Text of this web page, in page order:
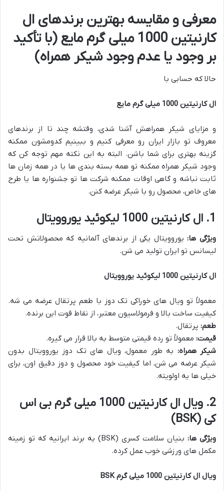
معرفی و مقایسه بهترین برندهای ال
کارنیتین 1000 میلی گرم مایع (با تأکید
بر وجود یا عدم وجود شیکر همراه)
حالا که حسابی با
ال کارنیتین 1000 میلی گرم مایع
و مزایای شیکر همراهش آشنا شدی، وقتشه چند تا از برندهای
معروف تو بازار ایران رو معرفی کنیم و ببینیم کدومشون ممکنه
گزینه بهتری برای شما باشن. البته به این نکته مهم توجه کن که
وجود شیکر همراه ممکنه تو همه بسته بندی ها یا در همه زمان ها
ثابت نباشه و گاهی اوقات ممکنه شرکت ها تو جشنواره ها یا طرح
های خاص، محصول رو با شیکر عرضه کنن.
1. ال کارنیتین 1000 لیکوئید یوروویتال
ویژگی ها:یوروویتال یکی از برندهای آلمانیه که محصولاتش تحت
لیسانس تو ایران تولید می شن.
ال کارنیتین 1000 لیکوئید یوروویتال
معمولاً تو ویال های خوراکی تک دوز با طعم پرتقال عرضه می شه.
کیفیت ساخت بالا و فرمولاسیون معتبر، از نقاط قوت این برنده.
طعم: پرتقال.
قیمت: معمولاً تو رده قیمتی متوسط به بالا قرار می گیره.
شیکر همراه: به طور معمول، ویال های تک دوز یوروویتال بدون
شیکر عرضه می شن، اما کیفیت خود محصول و دوز دقیق اون، برای
خیلی ها یه اولویته.
2. ویال ال کارنیتین 1000 میلی گرم بی اس
کی (BSK)
ویژگی ها:
بنیان سلامت کسری (BSK) یه برند ایرانیه که تو زمینه
مکمل های ورزشی خوب عمل کرده.
ویال ال کارنیتین 1000 میلی گرم BSK